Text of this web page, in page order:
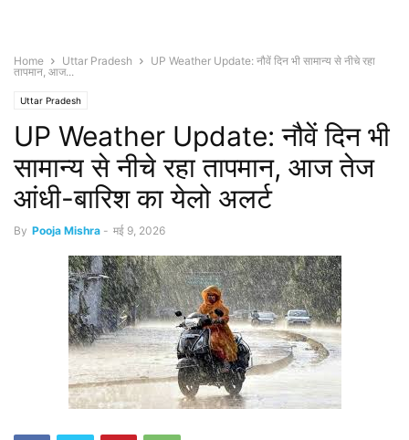
Home Uttar Pradesh
UP Weather Update: नौवें दिन भी सामान्य से नीचे रहा
तापमान, आज...
Uttar Pradesh
UP Weather Update: नौवें दिन भी
सामान्य से नीचे रहा तापमान, आज तेज
आंधी-बारिश का येलो अलर्ट
By Pooja Mishra - मई 9, 2026